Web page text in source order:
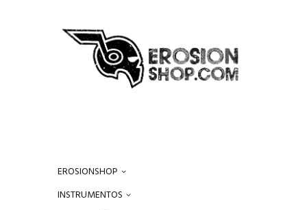
EROSIONSHOP
INSTRUMENTOS